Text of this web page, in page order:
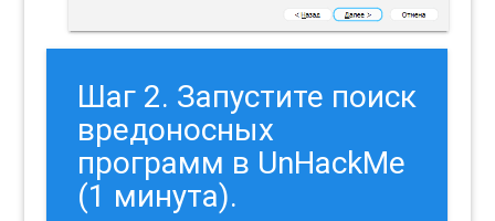
Шаг 2. Запустите поиск
вредоносных
программ в UnHackMe
(1 минута).